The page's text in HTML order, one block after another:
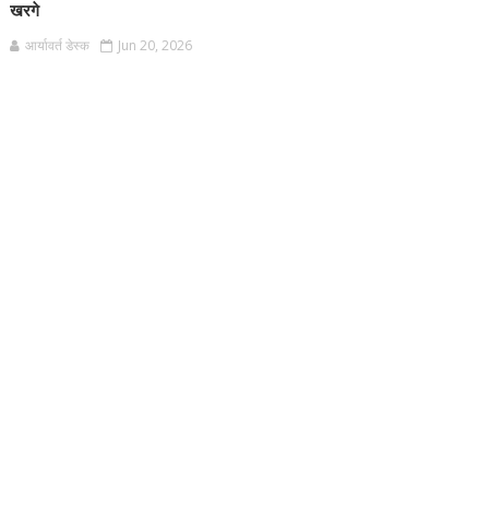
खरगे
आर्यावर्त डेस्क Jun 20, 2026